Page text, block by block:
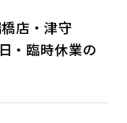
店・津守
・臨時休業の